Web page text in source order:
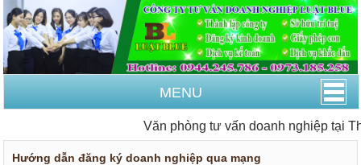
MENU
Văn phòng tư vấn doanh nghiệp tại
Hướng dẫn đăng ký doanh nghiệp qua mạng